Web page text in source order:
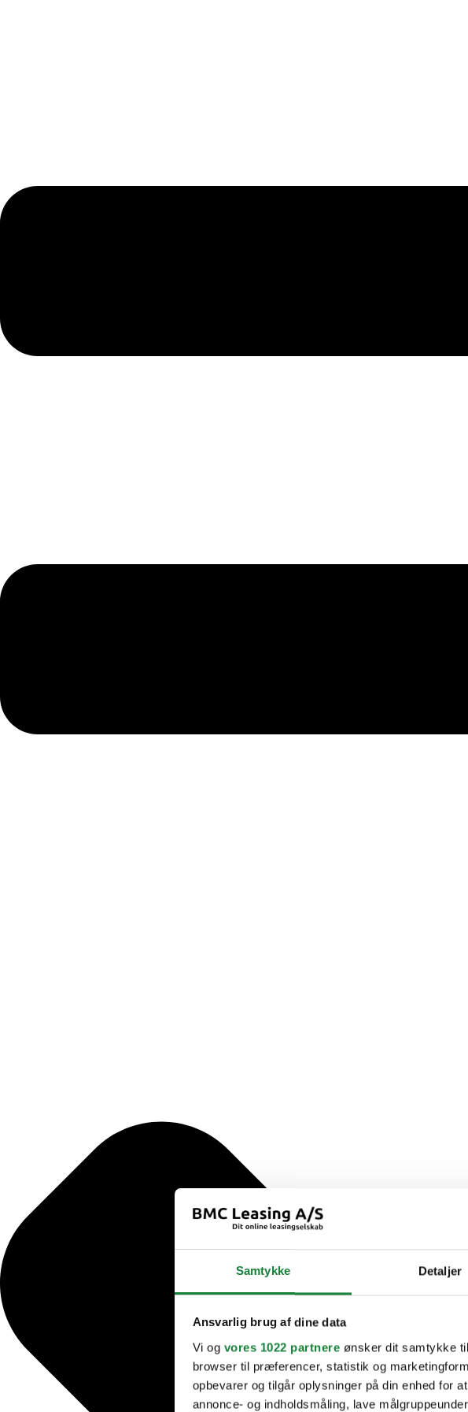
Samtykke Detaljer
Ansvarlig brug af dine data
Vi og vores 1022 partnere ønsker dit samtykke
browser til præferencer, statistik og
opbevarer og tilgår oplysninger på din enhed for
annonce- og indholdsmåling, lave